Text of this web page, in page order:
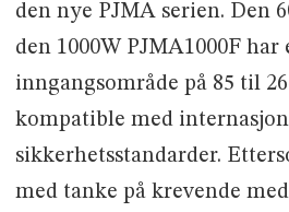
den nye PJMA serien. Den
den 1000W PJMA1000F
inngangsområde på 85 til
kompatible med
sikkerhetsstandarder.
med tanke på krevende